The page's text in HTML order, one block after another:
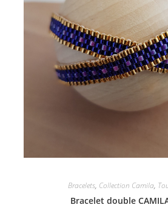
Bracelets, Collection Camila,
Bracelet double